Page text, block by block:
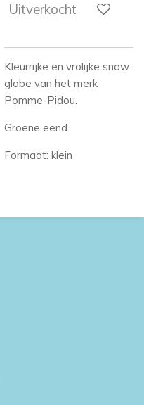
Uitverkocht
Kleurrijke en vrolijke snow
globe van het merk
Pomme-Pidou.
Groene eend.
Formaat: klein